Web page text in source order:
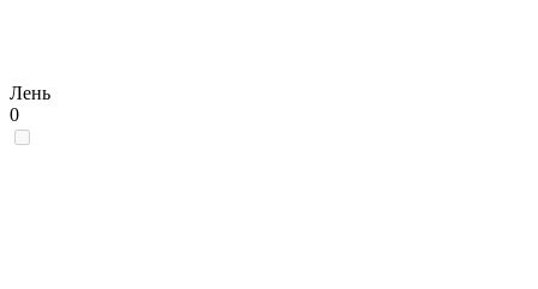
Лень
0